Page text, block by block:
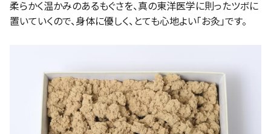
柔らかく温かみのあるもぐさを、真の東洋医学に則ったツボに
置いていくので、身体に優しく、とても心地よい「お灸」です。